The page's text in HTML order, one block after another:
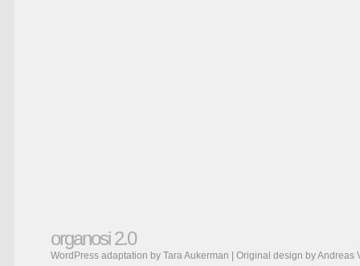
organosi 2.0
WordPress adaptation by Tara Aukerman | Original design byAndreas